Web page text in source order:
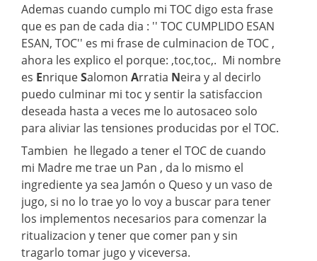
Ademas cuando cumplo mi TOC digo esta frase
que es pan de cada dia : '' TOC CUMPLIDO ESAN
ESAN, TOC'' es mi frase de culminacion de TOC ,
ahora les explico el porque: ,toc,toc,. Mi nombre
es EnriqueSalomon Arratia Neira y al decirlo
puedo culminar mi toc y sentir la satisfaccion
deseada hasta a veces me lo autosaceo solo
para aliviar las tensiones producidas por el TOC.
Tambien he llegado a tener el TOC de cuando
mi Madre me trae un Pan , da lo mismo el
ingrediente ya sea Jamón o Queso y un vaso de
jugo, si no lo trae yo lo voy a buscar para tener
los implementos necesarios para comenzar la
ritualizacion y tener que comer pan y sin
tragarlo tomar jugo y viceversa.